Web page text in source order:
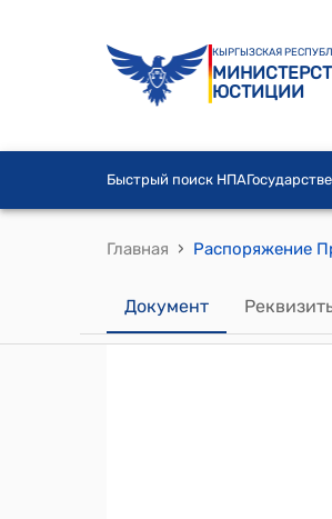
КЫРГЫЗСКАЯ
ЮСТИЦИИ
Быстрый поиск НПА
Главная ›
Документ